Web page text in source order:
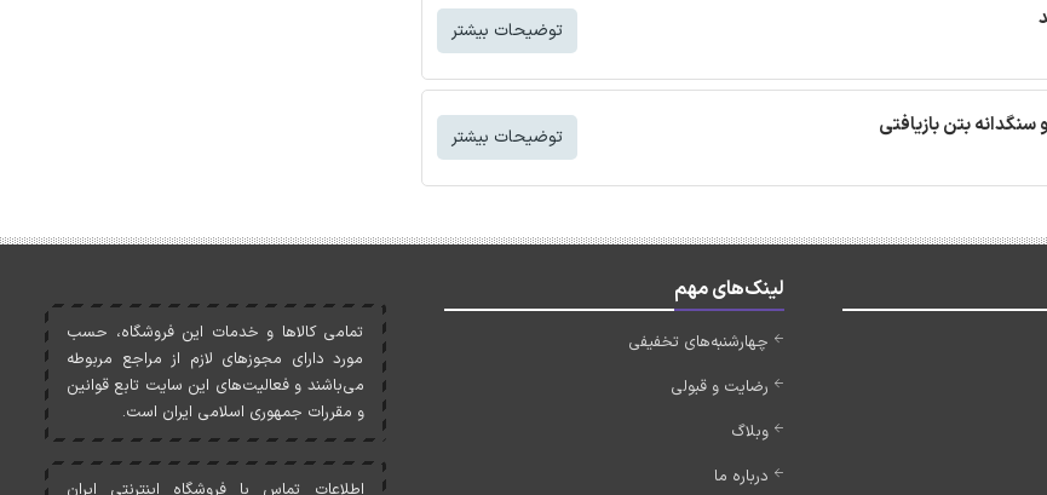
توضیحات بیشتر
سنگدانه بتن بازیافتی توضیحات بیشتر
لینک‌های مهم
چهارشنبه‌های تخفیفی
رضایت و قبولی
وبلاگ
درباره ما
تمامی کالاها و خدمات اين فروشگاه، حسب
مورد دارای مجوزهای لازم از مراجع مربوطه
می‌باشند و فعاليت‌های اين سايت تابع قوانين
و مقررات جمهوری اسلامی ايران است.
اطلاعات تماس با فروشگاه اینترنتی ایران